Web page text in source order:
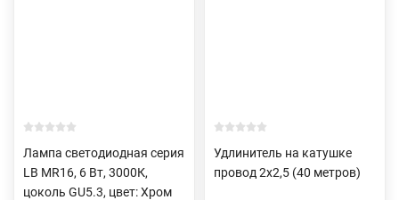
Лампа светодиодная серия
LB MR16, 6 Вт, 3000К,
цоколь GU5.3, цвет: Хром
Удлинитель на катушке
провод 2х2,5 (40 метров)